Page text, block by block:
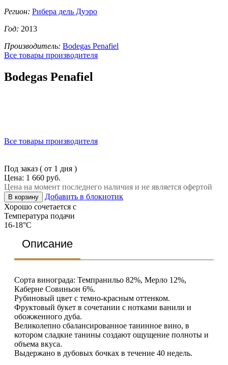
Регион: Рибера дель Дуэро
Год: 2013
Производитель: Bodegas Penafiel
Все товары производителя
Bodegas Penafiel
Все товары производителя
Под заказ ( от 1 дня )
Цена: 1 660 руб.
Цена на момент последнего наличия и не является офертой
В корзину
Добавить в блокнотик
Хорошо сочетается с
Температура подачи
16-18°C
Описание
Сорта винограда: Темпранильо 82%, Мерло 12%,
Каберне Совиньон 6%.
Рубиновый цвет с темно-красным оттенком.
Фруктовый букет в сочетании с нотками ванили и
обожженного дуба.
Великолепно сбалансированное танинное вино, в
котором сладкие танины создают ощущение полноты и
объема вкуса.
Выдержано в дубовых бочках в течение 40 недель.